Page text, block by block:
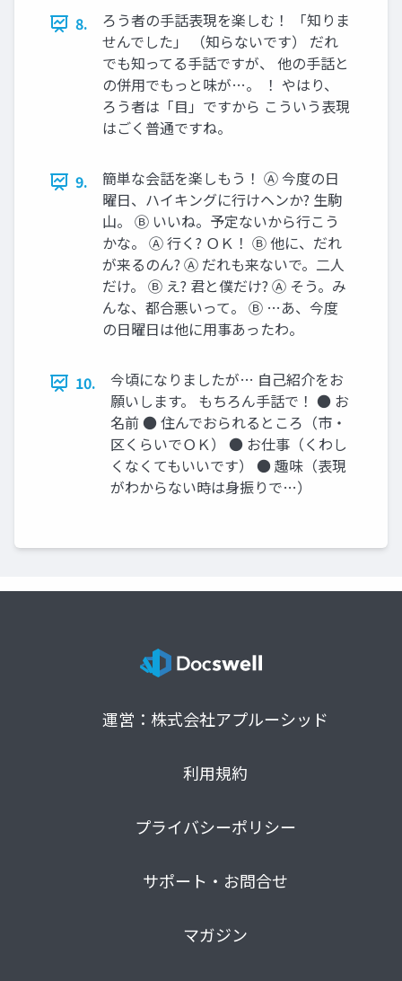
8.
ろう者の手話表現を楽しむ！ 「知りま
せんでした」 （知らないです） だれ
でも知ってる手話ですが、 他の手話と
の併用でもっと味が…。 ！ やはり、
ろう者は「目」ですから こういう表現
はごく普通ですね。
9.
簡単な会話を楽しもう！ Ⓐ 今度の日
曜日、ハイキングに行けヘンか? 生駒
山。 Ⓑ いいね。予定ないから行こう
かな。 Ⓐ 行く? ＯＫ！ Ⓑ 他に、だれ
が来るのん? Ⓐ だれも来ないで。二人
だけ。 Ⓑ え? 君と僕だけ? Ⓐ そう。み
んな、都合悪いって。 Ⓑ …あ、今度
の日曜日は他に用事あったわ。
10.
今頃になりましたが… 自己紹介をお
願いします。 もちろん手話で！ ● お
名前 ● 住んでおられるところ（市・
区くらいでＯＫ） ● お仕事（くわし
くなくてもいいです） ● 趣味（表現
がわからない時は身振りで…）
運営：株式会社アプルーシッド
利用規約
プライバシーポリシー
サポート・お問合せ
マガジン